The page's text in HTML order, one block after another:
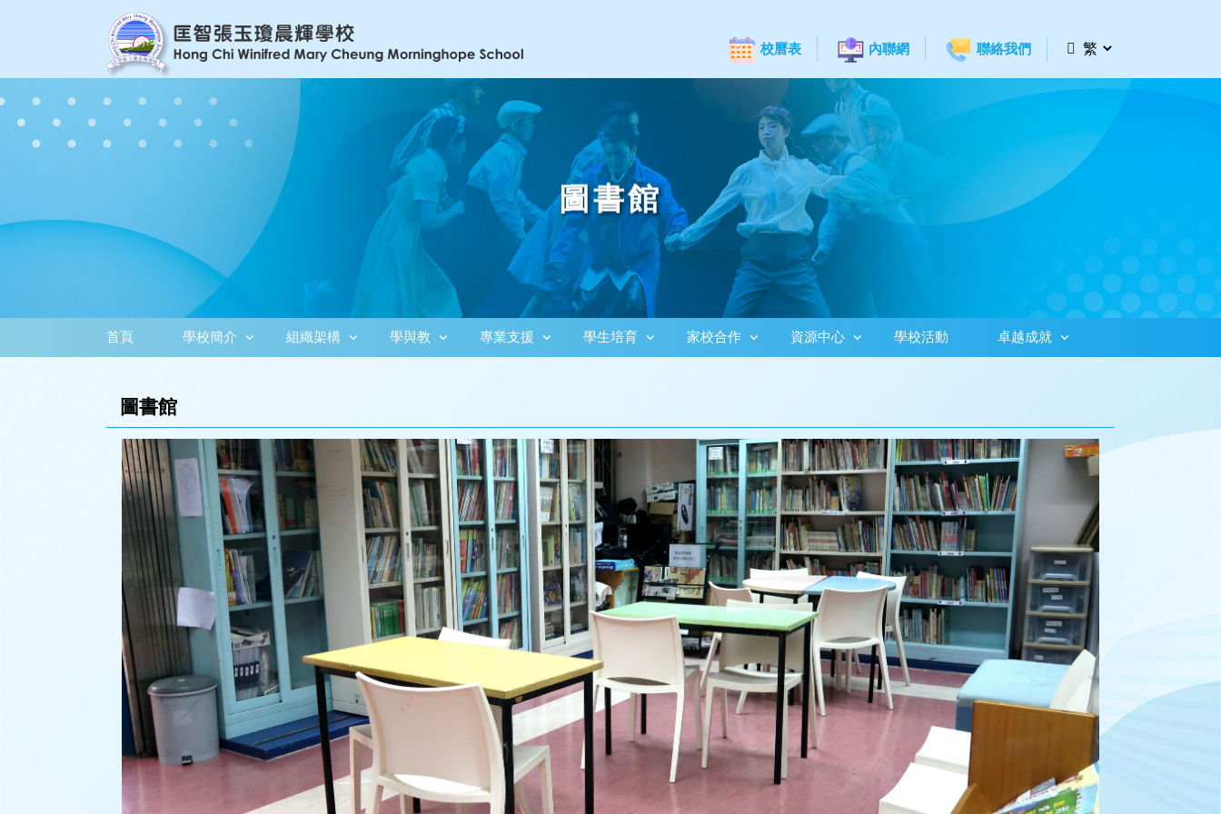
校曆表 內聯網 聯絡我們
圖書館
首頁 學校簡介 組織架構 學與教 專業支援 學生培育 家校合作 資源中心 學校活動 卓越成就
圖書館